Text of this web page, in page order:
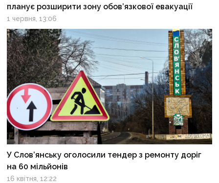
планує розширити зону обов’язкової евакуації
1 червня, 13:06
У Слов’янську оголосили тендер з ремонту доріг
на 60 мільйонів
16 квітня, 12:22